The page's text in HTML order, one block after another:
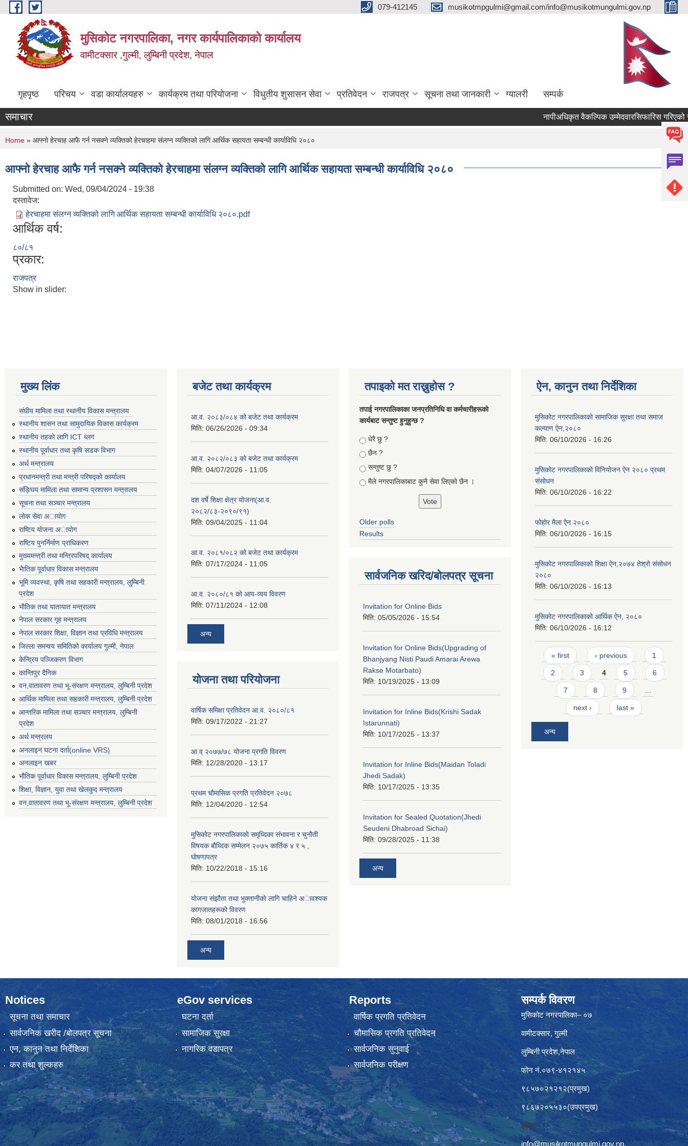
Skip to main content 079-412145 musikotmpgulmi@gmail.com/info@musikotmungulmi.gov.np
मुसिकोट नगरपालिका, नगर कार्यपालिकाकाे कार्यालय
वामीटक्सार ,गुल्मी, लुम्बिनी प्रदेश, नेपाल
गृहपृष्ठ परिचय वडा कार्यालयहरु कार्यक्रम तथा परियोजना विधुतीय शुसासन सेवा प्रतिवेदन राजपत्र सूचना तथा जानकारी ग्यालरी सम्पर्क
समाचार नापीअधिकृत वैकल्पिक उम्मेदवारसिफारिस गरिएको
You are here
Home » आफ्नो हेरचाह आफै गर्न नसक्ने व्यक्तिको हेरचाहमा संलग्न व्यक्तिको लागि आर्थिक सहायता सम्बन्धी कार्याविधि २०८०
आफ्नो हेरचाह आफै गर्न नसक्ने व्यक्तिको हेरचाहमा संलग्न व्यक्तिको लागि आर्थिक सहायता सम्बन्धी कार्याविधि २०८०
Submitted on: Wed, 09/04/2024 - 19:38
दस्तावेज:
हेरचाहमा संलग्न व्यक्तिको लागि आर्थिक सहायता सम्बन्धी कार्याविधि २०८०.pdf
आर्थिक वर्ष:
८०/८१
प्रकार:
राजपत्र
Show in slider:
मुख्य लिंक
संघीय मामिला तथा स्थानीय विकास मन्त्रालय
स्थानीय शासन तथा सामुदायिक विकास कार्यक्रम
स्थानीय तहको लागि ICT ब्लग
स्थानीय पूर्वाधार तथा कृषि सडक विभाग
अर्थ मन्त्रालय
प्रधानमन्त्री तथा मन्त्री परिषद्काे कार्यालय
संङ्घिय मामिला तथा सामान्य प्रशासन मन्त्रालय
सूचना तथा सञ्चार मन्त्रालय
लाेक सेवा अायाेग
राष्टिय याेजना अायाेग
राष्टिय पुनर्निर्माण प्राधिकरण
मुख्यमन्त्री तथा मन्त्रिपरिषद् कार्यालय
भैातिक पूर्वाधार विकास मन्त्रालय
भूमि व्यवस्था, कृषि तथा सहकारी मन्त्रालय, लु्म्बिनी
प्रदेश
भाैतिक तथा यातायात मन्त्रालय
नेपाल सरकार गृह मन्त्रालय
नेपाल सरकार शिक्षा, विज्ञान तथा प्रविधि मन्त्रालय
जिल्ला समन्वय समितिको कार्यालय गुल्मी, नेपाल
केन्द्रिय पञ्जिकरण विभाग
कान्तिपुर दैनिक
वन,वातावरण तथा भू-संरक्षण मन्त्रालय, लुम्बिनी प्रदेश
आर्थिक मामिला तथा सहकारी मन्त्रालय, लुम्बिनी प्रदेश
आन्तरिक मामिला तथा सञ्चार मन्त्रालय, लुम्बिनी
प्रदेश
अर्थ मन्त्रलय
अनलाइन घटना दर्ता(online VRS)
अनलाइन खबर
भौतिक पूर्वाधार विकास मन्त्रालय, लुम्बिनी प्रदेश
शिक्षा, विज्ञान, युवा तथा खेलकुद मन्‍‍त्रालय
वन,वातावरण तथा भू-संरक्षण मन्त्रालय, लुम्बिनी प्रदेश
बजेट तथा कार्यक्रम
आ.व. २०८३/०८४ को बजेट तथा कार्यक्रम
मिति: 06/26/2026 - 09:34
आ.व. २०८२/०८३ को बजेट तथा कार्यक्रम
मिति: 04/07/2026 - 11:05
दश वर्षे शिक्षा क्षेत्र योजना(आ.व.
२०८२/८३-२०९०/९१)
मिति: 09/04/2025 - 11:04
आ.व. २०८१/०८२ को बजेट तथा कार्यक्रम
मिति: 07/17/2024 - 11:05
आ.व. २०८०/८१ को आय-व्यय विवरण
मिति: 07/11/2024 - 12:08
अन्य
योजना तथा परियोजना
वार्षिक समिक्षा प्रतिवेदन आ.व. २०८०/८१
मिति: 09/17/2022 - 21:27
आ.व् २०७७/७८ योजना प्रगति विवरण
मिति: 12/28/2020 - 13:17
प्रथम चाैमासिक प्रगति प्रतिवेदन २०७८
मिति: 12/04/2020 - 12:54
मुसिकाेट नगरपालिकाकाे समृध्दिका संभावना र चुनाैती
विषयक बाैध्दिक सम्मेलन २०७५ कार्तिक ४ र ५ ,
घाेषणापत्र
मिति: 10/22/2018 - 15:16
याेजना संझाैता तथा भुक्तानीकाे लागि चाहिने अावश्यक
कागजातहरूकाे विवरण
मिति: 08/01/2018 - 16:56
अन्य
तपाइको मत राख्नुहोस ?
तपा‌ई नगरपालिकाका जनप्रतिनिधि वा कर्मचारीहरूकाे
कार्यबाट सन्तुष्ट हुनुहुन्छ ?
Choices
धेरै छु ?
छैन ?
सन्तुष्ट छु ?
मैले नगरपालिकाबाट कुनै सेवा लिएकाे छैन ।
Older polls
Results
सार्वजनिक खरिद/बोलपत्र सूचना
Invitation for Online Bids
मिति: 05/05/2026 - 15:54
Invitation for Online Bids(Upgrading of
Bhanjyang Nisti Paudi Amarai Arewa
Rakse Motarbato)
मिति: 10/19/2025 - 13:09
Invitation for Inline Bids(Krishi Sadak
Istarunnati)
मिति: 10/17/2025 - 13:37
Invitation for Inline Bids(Maidan Toladi
Jhedi Sadak)
मिति: 10/17/2025 - 13:35
Invitation for Sealed Quotation(Jhedi
Seudeni Dhabroad Sichai)
मिति: 09/28/2025 - 11:38
अन्य
ऐन, कानुन तथा निर्देशिका
मुसिकोट नगरपालिकाको सामाजिक सुरक्षा तथा समाज
कल्याण ऐन,२०८०
मिति: 06/10/2026 - 16:26
मुसिकोट नगरपालिकाको विनियोजन ऐन २०८० प्रथम
संसोधन
मिति: 06/10/2026 - 16:22
फोहोर मैला ऐन २०८०
मिति: 06/10/2026 - 16:15
मुसिकोट नगरपालिकाको शिक्षा ऐन,२०७४ तेश्रो संसोधन
२०८०
मिति: 06/10/2026 - 16:13
मुसिकोट नगरपालिकाको आर्थिक ऐन, २०८०
मिति: 06/10/2026 - 16:12
Pages
« first ‹ previous 1
2 3 4 5 6
7 8 9 …
next › last »
अन्य
Notices
सूचना तथा समाचार
सार्वजनिक खरीद /बोलपत्र सूचना
एन, कानुन तथा निर्देशिका
कर तथा शुल्कहरु
eGov services
घटना दर्ता
सामाजिक सुरक्षा
नागरिक वडापत्र
Reports
वार्षिक प्रगति प्रतिवेदन
चौमासिक प्रगति प्रतिवेदन
सार्वजनिक सुनुवाई
सार्वजनिक परीक्षण
सम्पर्क विवरण
मुसिकोट नगरपालिका– ०७
वामीटक्सार, गुल्मी
लुम्बिनी प्रदेश,नेपाल
फोन नं.०७९-४१२१४५
९८५७०२१२१२(प्रमुख)
९८६७२०५५३०(उपप्रमुख)
इमेलः–
info@musikotmungulmi.gov.np,